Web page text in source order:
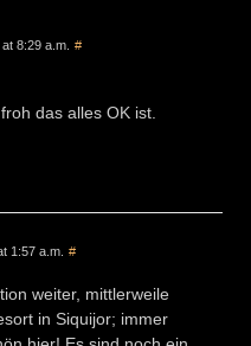
8:29 a.m. #
das alles OK ist.
1:57 a.m. #
weiter, mittlerweile
in Siquijor; immer